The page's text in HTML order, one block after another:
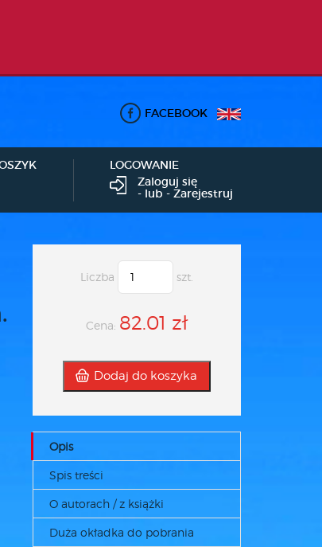
FACEBOOK
LOGOWANIE
Zaloguj się
- lub - Zarejestruj
Liczba szt.
Cena: 82.01 zł
Dodaj do koszyka
Opis
Spis treści
O autorach / z książki
Duża okładka do pobrania